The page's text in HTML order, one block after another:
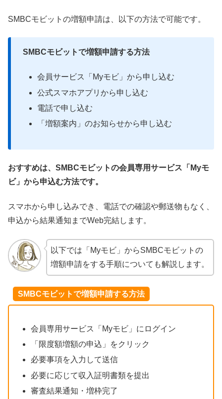
SMBCモビットの増額申請は、以下の方法で可能です。
SMBCモビットで増額申請する方法
会員サービス「Myモビ」から申し込む
公式スマホアプリから申し込む
電話で申し込む
「増額案内」のお知らせから申し込む
おすすめは、SMBCモビットの会員専用サービス「Myモ
ビ」から申込む方法です。
スマホから申し込みでき、電話での確認や郵送物もなく、
申込から結果通知までWeb完結します。
以下では「Myモビ」からSMBCモビットの
増額申請をする手順についても解説します。
SMBCモビットで増額申請する方法
会員専用サービス「Myモビ」にログイン
「限度額増額の申込」をクリック
必要事項を入力して送信
必要に応じて収入証明書類を提出
審査結果通知・増枠完了